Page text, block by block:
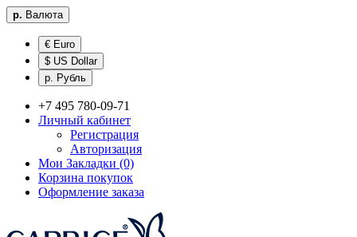
р. Валюта
€ Euro
$ US Dollar
р. Рубль
+7 495 780-09-71
Личный кабинет
Регистрация
Авторизация
Мои Закладки (0)
Корзина покупок
Оформление заказа